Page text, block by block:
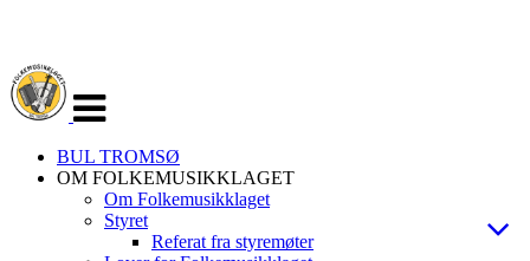
navigasjon
BUL TROMSØ
OM FOLKEMUSIKKLAGET
Om Folkemusikklaget
Styret
Referat fra styremøter